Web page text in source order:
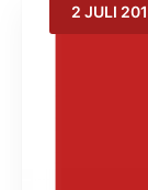
2 JULI